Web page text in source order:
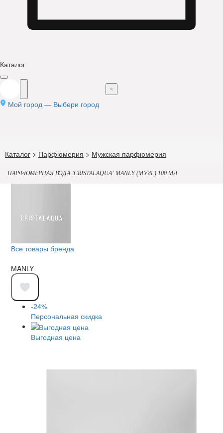
Каталог
Мой город — Выбери город
Каталог > Парфюмерия > Мужская парфюмерия
ПАРФЮМЕРНАЯ ВОДА `CRISTALAQUA` MANLY (МУЖ.) 100 МЛ
Все товары бренда
MANLY
-24%
Персональная скидка
Выгодная цена